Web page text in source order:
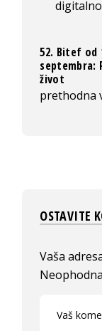
digitalno
52. Bitef od
septembra:
život
prethodna
OSTAVITE
Vaša